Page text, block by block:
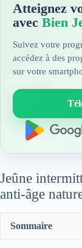
Atteignez
avec Bien
Suivez votre
accédez à des
sur votre
Jeûne
anti-âge
Sommaire